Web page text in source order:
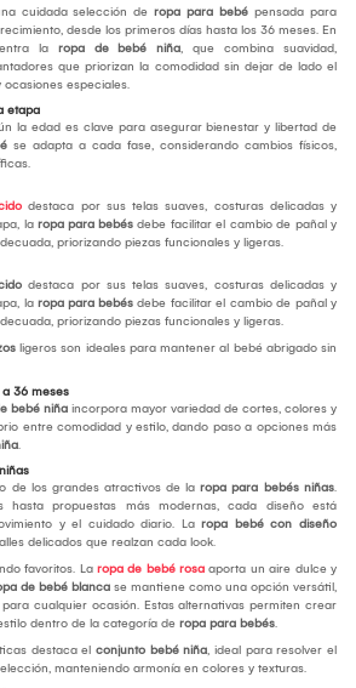
cuidada selección de ropa para bebé pensada para
desde los primeros días hasta los 36 meses. En
la ropa de bebé niña, que combina suavidad,
que priorizan la comodidad sin dejar de lado el
especiales.
etapa
la edad es clave para asegurar bienestar y libertad de
se adapta a cada fase, considerando cambios físicos,
destaca por sus telas suaves, costuras delicadas y
la ropa para bebés debe facilitar el cambio de pañal y
priorizando piezas funcionales y ligeras.
destaca por sus telas suaves, costuras delicadas y
la ropa para bebés debe facilitar el cambio de pañal y
priorizando piezas funcionales y ligeras.
ligeros son ideales para mantener al bebé abrigado sin
a 36 meses
bebé niña incorpora mayor variedad de cortes, colores y
entre comodidad y estilo, dando paso a opciones más
.
de los grandes atractivos de la ropa para bebés niñas.
hasta propuestas más modernas, cada diseño está
y el cuidado diario. La ropa bebé con diseño
delicados que realzan cada look.
favoritos. La ropa de bebé rosa aporta un aire dulce y
de bebé blanca se mantiene como una opción versátil,
cualquier ocasión. Estas alternativas permiten crear
dentro de la categoría de ropa para bebés.
destaca el conjunto bebé niña, ideal para resolver el
manteniendo armonía en colores y texturas.